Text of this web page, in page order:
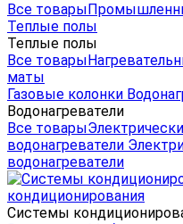
Все товары
Теплые полы
Теплые полы
Все товары
маты
Газовые колонки
Водонагреватели
Все товары
водонагреватели
водонагреватели
кондиционирования
Системы